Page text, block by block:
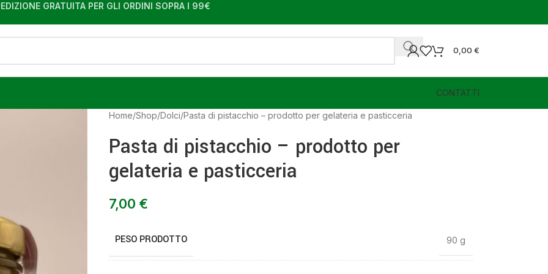
GRATUITA PER GLI ORDINI SOPRA I 99€
0,00 €
CONTATTI
Home Shop Dolci Pasta di pistacchio – prodotto per gelateria e pasticceria
Pasta di pistacchio – prodotto per
gelateria e pasticceria
7,00 €
PESO PRODOTTO 90 g